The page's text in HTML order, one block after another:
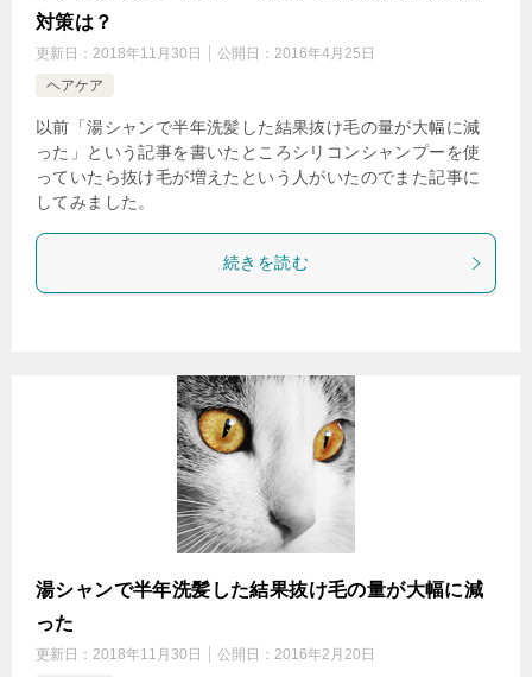
対策は？
更新日： 2018年11月30日 公開日： 2016年4月25日
ヘアケア
以前「湯シャンで半年洗髪した結果抜け毛の量が大幅に減
った」という記事を書いたところシリコンシャンプーを使
っていたら抜け毛が増えたという人がいたのでまた記事に
してみました。
続きを読む
湯シャンで半年洗髪した結果抜け毛の量が大幅に減
った
更新日： 2018年11月30日 公開日： 2016年2月20日